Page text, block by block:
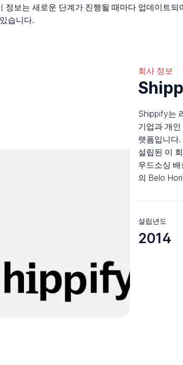
정보는 새로운 단계가 진행될 때마다 업데이트되
습니다.
회사 정보
Shippify는
기업과 개
랫폼입니다
설립된 이
우드소싱
의 Belo
설립년도
2014